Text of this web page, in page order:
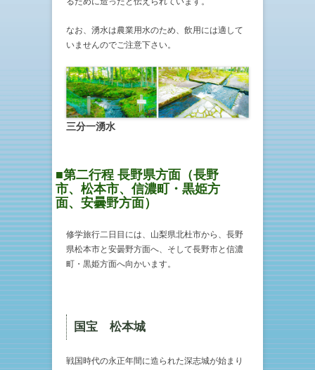
なお、湧水は農業用水のため、飲用には適して
いませんのでご注意下さい。
三分一湧水
■第二行程 長野県方面（長野
市、松本市、信濃町・黒姫方
面、安曇野方面）
修学旅行二日目には、山梨県北杜市から、長野
県松本市と安曇野方面へ、そして長野市と信濃
町・黒姫方面へ向かいます。
国宝 松本城
戦国時代の永正年間に造られた深志城が始まり